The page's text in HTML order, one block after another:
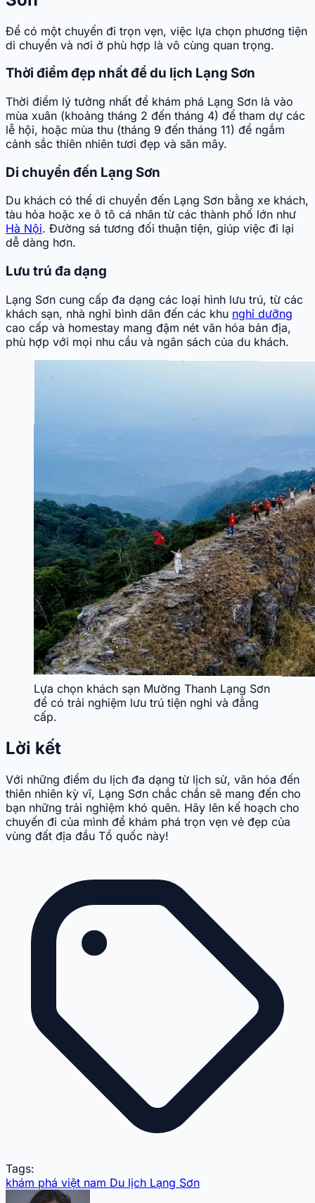
Để có một chuyến đi trọn vẹn, việc lựa chọn phương tiện
di chuyển và nơi ở phù hợp là vô cùng quan trọng.
Thời điểm đẹp nhất để du lịch Lạng Sơn
Thời điểm lý tưởng nhất để khám phá Lạng Sơn là vào
mùa xuân (khoảng tháng 2 đến tháng 4) để tham dự các
lễ hội, hoặc mùa thu (tháng 9 đến tháng 11) để ngắm
cảnh sắc thiên nhiên tươi đẹp và săn mây.
Di chuyển đến Lạng Sơn
Du khách có thể di chuyển đến Lạng Sơn bằng xe khách,
tàu hỏa hoặc xe ô tô cá nhân từ các thành phố lớn như
Hà Nội. Đường sá tương đối thuận tiện, giúp việc đi lại
dễ dàng hơn.
Lưu trú đa dạng
Lạng Sơn cung cấp đa dạng các loại hình lưu trú, từ các
khách sạn, nhà nghỉ bình dân đến các khu nghỉ dưỡng
cao cấp và homestay mang đậm nét văn hóa bản địa,
phù hợp với mọi nhu cầu và ngân sách của du khách.
Lựa chọn khách sạn Mường Thanh Lạng Sơn
để có trải nghiệm lưu trú tiện nghi và đẳng
cấp.
Lời kết
Với những điểm du lịch đa dạng từ lịch sử, văn hóa đến
thiên nhiên kỳ vĩ, Lạng Sơn chắc chắn sẽ mang đến cho
bạn những trải nghiệm khó quên. Hãy lên kế hoạch cho
chuyến đi của mình để khám phá trọn vẹn vẻ đẹp của
vùng đất địa đầu Tổ quốc này!
Tags:
khám phá việt nam Du lịch Lạng Sơn